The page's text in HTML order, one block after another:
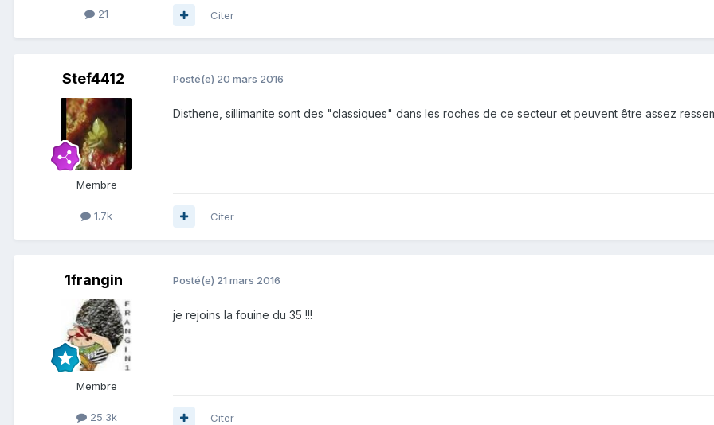
21 Citer
Stef4412
Membre
1.7k
Posté(e) 20 mars 2016
Disthene, sillimanite sont des "classiques" dans les roches de ce secteur et peuvent être assez
Citer
1frangin
Membre
25.3k
Posté(e) 21 mars 2016
je rejoins la fouine du 35 !!!
Citer